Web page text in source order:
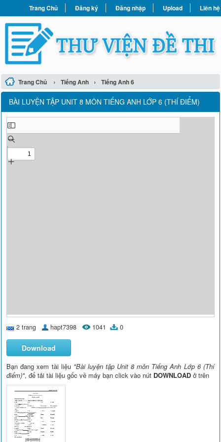
Trang Chủ Đăng ký Đăng nhập Upload Liên hệ
Trang Chủ › Tiếng Anh › Tiếng Anh 6
BÀI LUYỆN TẬP UNIT 8 MÔN TIẾNG ANH LỚP 6 (THÍ ĐIỂM)
2 trang hapt7398 1041 0
Download
Bạn đang xem tài liệu "Bài luyện tập Unit 8 môn Tiếng Anh Lớp 6 (Thí
điểm)", để tải tài liệu gốc về máy bạn click vào nút DOWNLOAD ở trên